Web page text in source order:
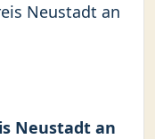
Neustadt an
Neustadt an